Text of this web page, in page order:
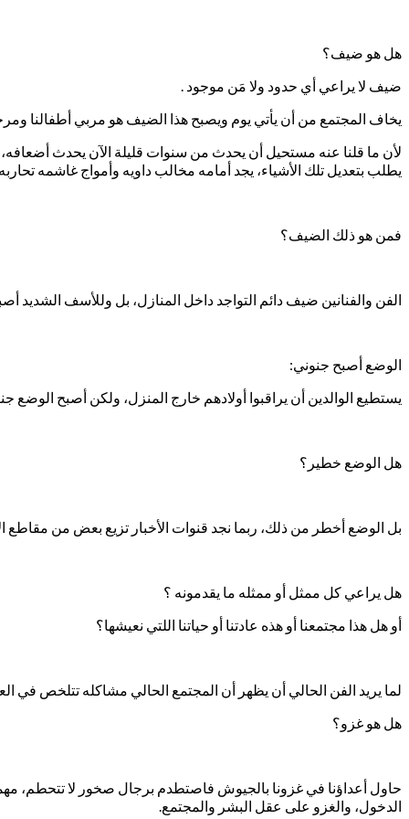
هل هو ضيف؟
ضيف لا يراعي أي حدود ولا مَن موجود .
يخاف المجتمع من أن يأتي يوم ويصبح هذا الضيف هو مربي أطفالنا
لأن ما قلنا عنه مستحيل أن يحدث من سنوات قليلة الآن يحدث
يطلب بتعديل تلك الأشياء، يجد أمامه مخالب داويه وأمواج غاشمه
فمن هو ذلك الضيف؟
الفن والفنانين ضيف دائم التواجد داخل المنازل، بل وللأسف الشديد
الوضع أصبح جنوني:
يستطيع الوالدين أن يراقبوا أولادهم خارج المنزل، ولكن أصبح الوضع
هل الوضع خطير؟
بل الوضع أخطر من ذلك، ربما نجد قنوات الأخبار تزيع بعض من مقاطع
هل يراعي كل ممثل أو ممثله ما يقدمونه ؟
أو هل هذا مجتمعنا أو هذه عادتنا أو حياتنا اللتي نعيشها؟
لما يريد الفن الحالي أن يظهر أن المجتمع الحالي مشاكله تتلخص في
هل هو غزو؟
حاول أعداؤنا في غزونا بالجيوش فاصتطدم برجال صخور لا تتحطم،
الدخول، والغزو على عقل البشر والمجتمع.